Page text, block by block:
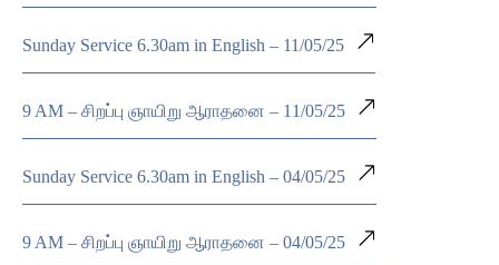
Sunday Service 6.30am in English – 11/05/25
9 AM – சிறப்பு ஞாயிறு ஆராதனை – 11/05/25
Sunday Service 6.30am in English – 04/05/25
9 AM – சிறப்பு ஞாயிறு ஆராதனை – 04/05/25